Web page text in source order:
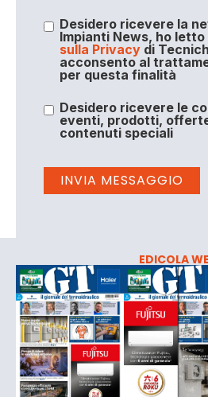
Desidero ricevere la
Impianti News, ho letto
sulla Privacydi
acconsento al
per questa finalità
Desidero ricevere le
eventi, prodotti,
contenuti speciali
EDICOLA